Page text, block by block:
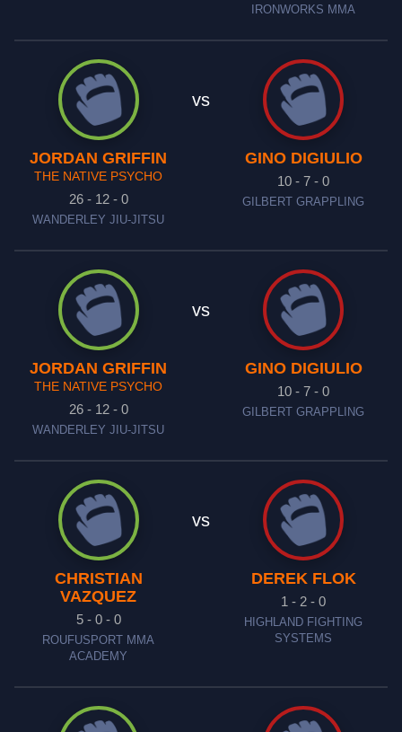
IRONWORKS MMA
JORDAN GRIFFIN
THE NATIVE PSYCHO
26 - 12 - 0
WANDERLEY JIU-JITSU
vs
GINO DIGIULIO
10 - 7 - 0
GILBERT GRAPPLING
JORDAN GRIFFIN
THE NATIVE PSYCHO
26 - 12 - 0
WANDERLEY JIU-JITSU
vs
GINO DIGIULIO
10 - 7 - 0
GILBERT GRAPPLING
CHRISTIAN
VAZQUEZ
5 - 0 - 0
ROUFUSPORT MMA
ACADEMY
vs
DEREK FLOK
1 - 2 - 0
HIGHLAND FIGHTING
SYSTEMS